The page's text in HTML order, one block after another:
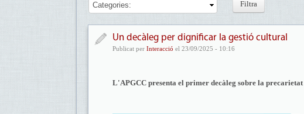
Categories:
Un decàleg per dignificar la gestió cultural
Publicat per Interacció el 23/09/2025 - 10:16
L'APGCC presenta el primer decàleg sobre la